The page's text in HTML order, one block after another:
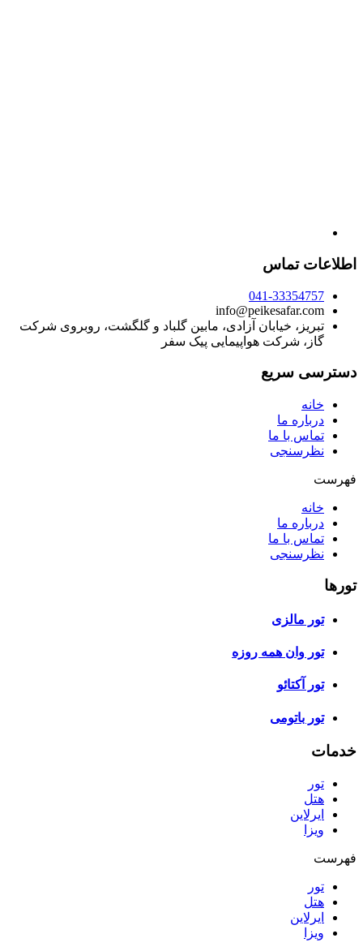
اطلاعات تماس
041-33354757
info@peikesafar.com
تبریز، خیابان آزادی، مابین گلباد و گلگشت، روبروی شرکت
گاز، شرکت هواپیمایی پیک سفر
دسترسی سریع
خانه
درباره ما
تماس با ما
نظرسنجی
فهرست
خانه
درباره ما
تماس با ما
نظرسنجی
تورها
تور مالزی
تور وان همه روزه
تور آکتائو
تور باتومی
خدمات
تور
هتل
ایرلاین
ویزا
فهرست
تور
هتل
ایرلاین
ویزا